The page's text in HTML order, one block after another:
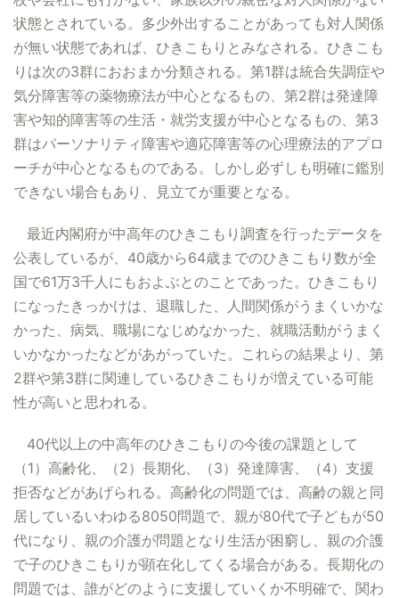
状態とされている。多少外出することがあっても対人関係
が無い状態であれば、ひきこもりとみなされる。ひきこも
りは次の3群におおまか分類される。第1群は統合失調症や
気分障害等の薬物療法が中心となるもの、第2群は発達障
害や知的障害等の生活・就労支援が中心となるもの、第3
群はパーソナリティ障害や適応障害等の心理療法的アプロ
ーチが中心となるものである。しかし必ずしも明確に鑑別
できない場合もあり、見立てが重要となる。
最近内閣府が中高年のひきこもり調査を行ったデータを
公表しているが、40歳から64歳までのひきこもり数が全
国で61万3千人にもおよぶとのことであった。ひきこもり
になったきっかけは、退職した、人間関係がうまくいかな
かった、病気、職場になじめなかった、就職活動がうまく
いかなかったなどがあがっていた。これらの結果より、第
2群や第3群に関連しているひきこもりが増えている可能
性が高いと思われる。
40代以上の中高年のひきこもりの今後の課題として
（1）高齢化、（2）長期化、（3）発達障害、（4）支援
拒否などがあげられる。高齢化の問題では、高齢の親と同
居しているいわゆる8050問題で、親が80代で子どもが50
代になり、親の介護が問題となり生活が困窮し、親の介護
で子のひきこもりが顕在化してくる場合がある。長期化の
問題では、誰がどのように支援していくか不明確で、関わ